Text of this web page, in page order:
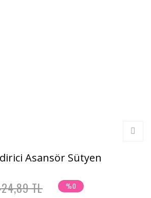
Asansör Sütyen
TL %0